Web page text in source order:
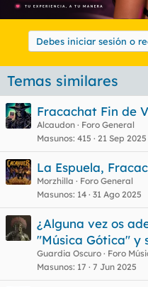
con lo cual queda mas
las cuales les huele el culo y
culo y en Verano nos hacen
de uno.
COÑO LAVAROS UN POCO
:( :( :( :( :( :( :(
Debes iniciar sesión o
Temas similares
Fracachat Fin de
Alcaudon
Foro General
Masunos 415 21 Sep 2025
La Espuela,
Morzhilla
Foro General
Masunos 14 31 Ago 2025
¿Alguna vez os
"Música Gótica" y
Guardia Oscuro
Foro
Masunos 17 7 Jun 2025